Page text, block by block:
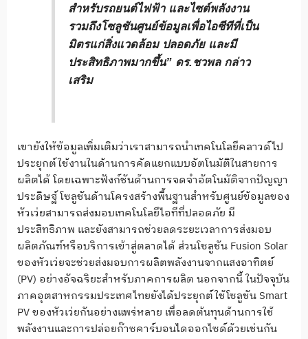
สำหรับรถยนต์ไฟฟ้า และไซต์พลังงาน
รวมถึงโซลูชันศูนย์ข้อมูลเพื่อไอซีทีที่เป็น
มิตรแก่สิ่งแวดล้อม ปลอดภัย และมี
ประสิทธิภาพมากขึ้น” ดร.ชวพล กล่าว
เสริม
เขายังให้ข้อมูลเพิ่มเติมว่าเราสามารถนำเทคโนโลยีคลาวด์ไป
ประยุกต์ใช้งานในด้านการคัดแยกแบบอัตโนมัติในสายการ
ผลิตได้ โดยเฉพาะฟังก์ชันด้านการจดจำอัตโนมัติจากปัญญา
ประดิษฐ์ โซลูชันด้านโครงสร้างพื้นฐานสำหรับศูนย์ข้อมูลของ
หัวเว่ยสามารถส่งมอบเทคโนโลยีไอทีที่ปลอดภัย มี
ประสิทธิภาพ และยังสามารถช่วยลดระยะเวลาการส่งมอบ
ผลิตภัณฑ์หรือบริการเข้าสู่ตลาดได้ ส่วนโซลูชัน Fusion Solar
ของหัวเว่ยจะช่วยส่งมอบการผลิตพลังงานจากแสงอาทิตย์
(PV) อย่างอัจฉริยะสำหรับภาคการผลิต นอกจากนี้ ในปัจจุบัน
ภาคอุตสาหกรรมประเทศไทยยังได้ประยุกต์ใช้โซลูชัน Smart
PV ของหัวเว่ยกันอย่างแพร่หลาย เพื่อลดต้นทุนด้านการใช้
พลังงานและการปล่อยก๊าซคาร์บอนไดออกไซด์ด้วยเช่นกัน